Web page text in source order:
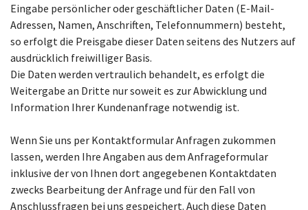
Eingabe persönlicher oder geschäftlicher Daten (E-Mail-
Adressen, Namen, Anschriften, Telefonnummern) besteht,
so erfolgt die Preisgabe dieser Daten seitens des Nutzers auf
ausdrücklich freiwilliger Basis.
Die Daten werden vertraulich behandelt, es erfolgt die
Weitergabe an Dritte nur soweit es zur Abwicklung und
Information Ihrer Kundenanfrage notwendig ist.
Wenn Sie uns per Kontaktformular Anfragen zukommen
lassen, werden Ihre Angaben aus dem Anfrageformular
inklusive der von Ihnen dort angegebenen Kontaktdaten
zwecks Bearbeitung der Anfrage und für den Fall von
Anschlussfragen bei uns gespeichert. Auch diese Daten